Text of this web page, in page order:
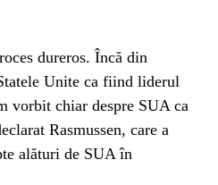
dureros. Încă din
Unite ca fiind liderul
vorbit chiar despre SUA ca
Rasmussen, care a
alături de SUA în